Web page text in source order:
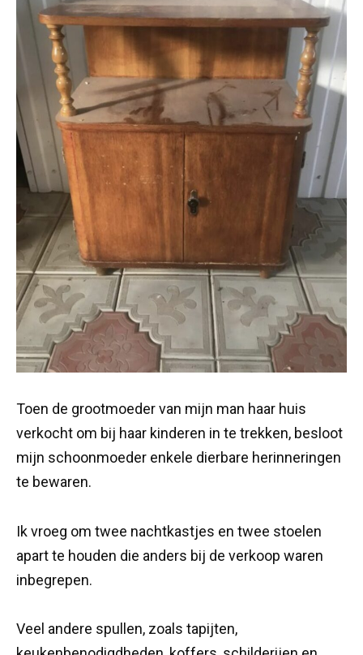
Toen de grootmoeder van mijn man haar huis
verkocht om bij haar kinderen in te trekken, besloot
mijn schoonmoeder enkele dierbare herinneringen
te bewaren.
Ik vroeg om twee nachtkastjes en twee stoelen
apart te houden die anders bij de verkoop waren
inbegrepen.
Veel andere spullen, zoals tapijten,